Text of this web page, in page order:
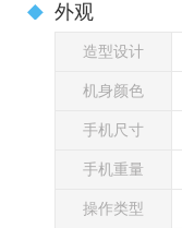
外观
造型设计
机身颜色
手机尺寸
手机重量
操作类型